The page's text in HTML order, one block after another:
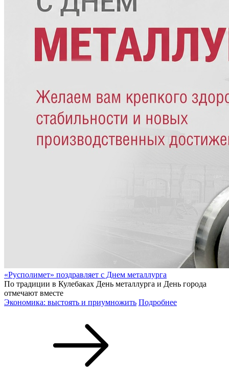
«Русполимет» поздравляет с Днем металлурга
По традиции в Кулебаках День металлурга и День города
отмечают вместе
Экономика: выстоять и приумножить Подробнее